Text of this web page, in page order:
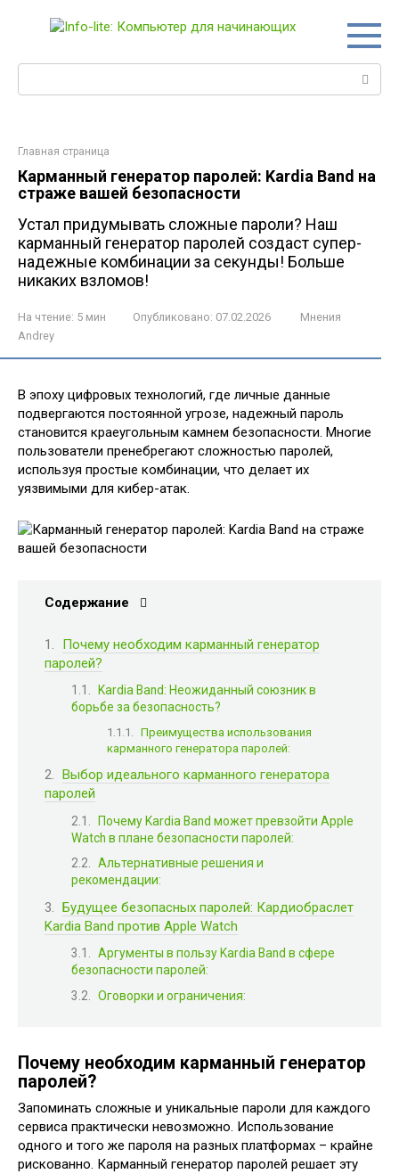
Главная страница
Карманный генератор паролей: Kardia Band на
страже вашей безопасности
Устал придумывать сложные пароли? Наш
карманный генератор паролей создаст супер-
надежные комбинации за секунды! Больше
никаких взломов!
На чтение: 5 мин Опубликовано: 07.02.2026
Мнения
Andrey
В эпоху цифровых технологий, где личные данные
подвергаются постоянной угрозе, надежный пароль
становится краеугольным камнем безопасности. Многие
пользователи пренебрегают сложностью паролей,
используя простые комбинации, что делает их
уязвимыми для кибер-атак.
Содержание
Почему необходим карманный генератор
паролей?
Kardia Band: Неожиданный союзник в
борьбе за безопасность?
Преимущества использования
карманного генератора паролей:
Выбор идеального карманного генератора
паролей
Почему Kardia Band может превзойти Apple
Watch в плане безопасности паролей:
Альтернативные решения и
рекомендации:
Будущее безопасных паролей: Кардиобраслет
Kardia Band против Apple Watch
Аргументы в пользу Kardia Band в сфере
безопасности паролей:
Оговорки и ограничения:
Почему необходим карманный генератор
паролей?
Запоминать сложные и уникальные пароли для каждого
сервиса практически невозможно. Использование
одного и того же пароля на разных платформах – крайне
рискованно. Карманный генератор паролей решает эту